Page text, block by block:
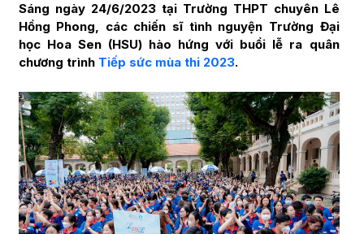
Sáng ngày 24/6/2023 tại Trường THPT chuyên Lê
Hồng Phong, các chiến sĩ tình nguyện Trường Đại
học Hoa Sen (HSU) hào hứng với buổi lễ ra quân
chương trình Tiếp sức mùa thi 2023.